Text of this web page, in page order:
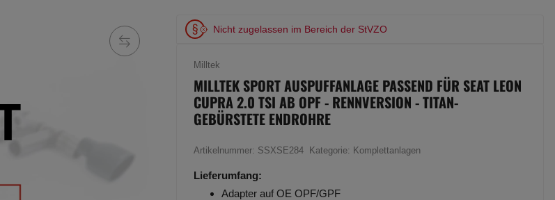
Nicht zugelassen im Bereich der StVZO
Milltek
MILLTEK SPORT AUSPUFFANLAGE PASSEND FÜR SEAT LEON
CUPRA 2.0 TSI AB OPF - RENNVERSION - TITAN-
GEBÜRSTETE ENDROHRE
Artikelnummer: SSXSE284 Kategorie: Komplettanlagen
Lieferumfang:
Adapter auf OE OPF/GPF